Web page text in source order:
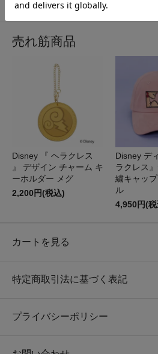
売れ筋商品
Disney 『 ヘラクレス
』 デザイン チャーム キ
ーホルダー メグ
2,200円(税込)
Disney デ
ラクレス
繍キャッ
ル
4,950円(税
カートを見る
特定商取引法に基づく表記
プライバシーポリシー